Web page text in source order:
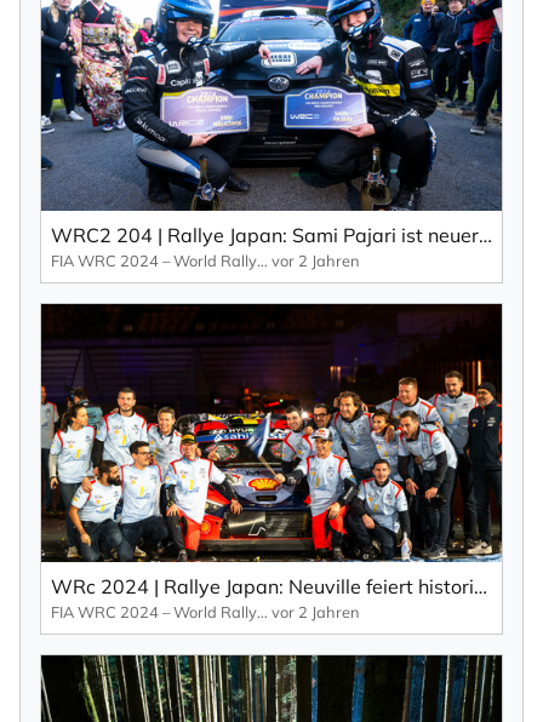
WRC2 204 | Rallye Japan: Sami Pajari ist neuer Champion (EN).
FIA WRC 2024 – World Rallye Championship vor 2 Jahren
WRc 2024 | Rallye Japan: Neuville feiert historischen WRC-Titel und Toyota holt sich den Herstellertitel (EN).
FIA WRC 2024 – World Rallye Championship vor 2 Jahren